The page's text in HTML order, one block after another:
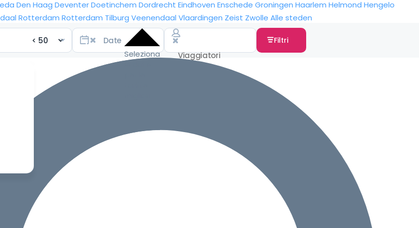
Den Haag DeventerDoetinchem Dordrecht Eindhoven Enschede Groningen Haarlem Helmond Hengelo
Rotterdam Rotterdam Tilburg Veenendaal Vlaardingen Zeist Zwolle Alle steden
Seleziona
Filtri